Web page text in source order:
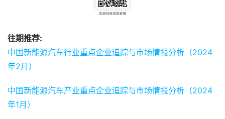
往期推荐:
中国新能源汽车行业重点企业追踪与市场情报分析（2024
年2月）
中国新能源汽车产业重点企业追踪与市场情报分析（2024
年1月）